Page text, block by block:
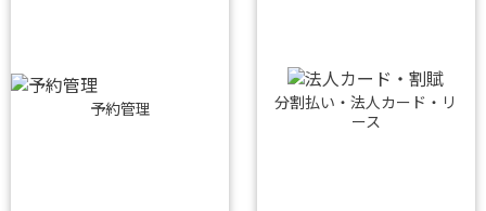
予約管理
分割払い・法人カード・リ
ース